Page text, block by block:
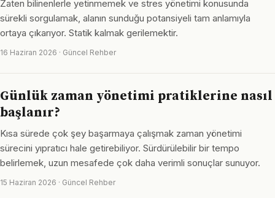
Zaten bilinenlerle yetinmemek ve stres yönetimi konusunda
sürekli sorgulamak, alanın sunduğu potansiyeli tam anlamıyla
ortaya çıkarıyor. Statik kalmak gerilemektir.
16 Haziran 2026 · Güncel Rehber
Günlük zaman yönetimi pratiklerine nasıl
başlanır?
Kısa sürede çok şey başarmaya çalışmak zaman yönetimi
sürecini yıpratıcı hale getirebiliyor. Sürdürülebilir bir tempo
belirlemek, uzun mesafede çok daha verimli sonuçlar sunuyor.
15 Haziran 2026 · Güncel Rehber